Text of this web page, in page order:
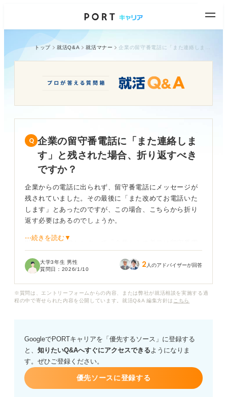
トップ 就活Q&A 就活マナー
企業の留守番電話に「また連絡しま
す」と残された場合、折り返すべき
ですか？
企業からの電話に出られず、留守番電話にメッセージが
残されていました。その最後に「また改めてお電話いた
します」とあったのですが、この場合、こちらから折り
返す必要はあるのでしょうか。
以前、キャリアセンターで「企業からの着信は留守番電
め、何もせずに放置するのは失礼ではないかと心配で
一方で、企業側が「また連絡します」と言っているのに
「また連絡します」というメッセージが残されていた場
合でも、やはりすぐに折り返すのが正解でしょうか？ そ
れとも、企業のメッセージ通り待っているほうが良いで
しょうか？ その判断基準や、折り返す場合の適切な時間
帯についても教えてください。
⋯続きを読む▼
大学3年生 男性
質問日： 2026/1/10 2 人のアドバイザーが回答
※質問は、エントリーフォームからの内容、または弊社が就活相談を実施する過
程の中で寄せられた内容を公開しています。就活Q&A 編集方針は こちら
GoogleでPORTキャリアを「優先するソース」に登録する
と、 知りたいQ&Aへすぐにアクセスできるようになりま
す。ぜひご登録ください。
優先ソースに登録する